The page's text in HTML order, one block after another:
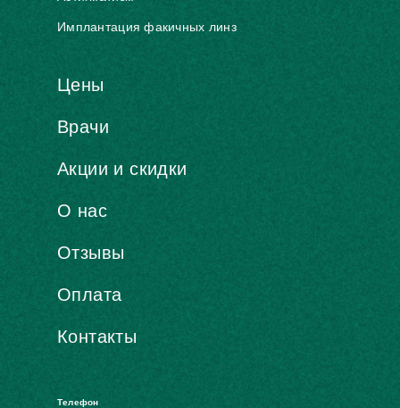
Телефон
Имплантация факичных линз
Цены
Врачи
Акции и скидки
О нас
Отзывы
Оплата
Контакты